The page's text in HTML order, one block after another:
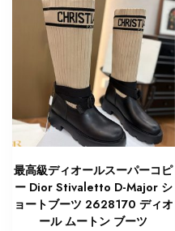
最高級ディオールスーパーコピ
ー Dior Stivaletto D-Major シ
ョートブーツ 2628170 ディオ
ール ムートン ブーツ